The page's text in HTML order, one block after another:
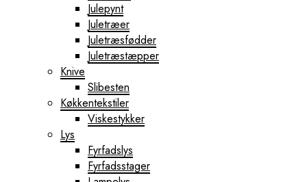
Julepynt
Juletræer
Juletræsfødder
Juletræstæpper
Knive
Slibesten
Køkkentekstiler
Viskestykker
Lys
Fyrfadslys
Fyrfadsstager